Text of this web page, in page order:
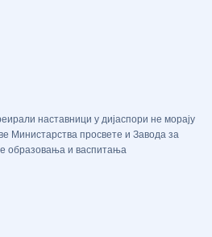
наставници у дијаспори не морају
Министарства просвете и Завода за
образовања и васпитања